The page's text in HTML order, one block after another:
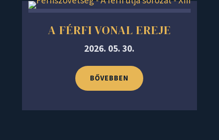
A FÉRFI VONAL EREJE
2026. 05. 30.
BŐVEBBEN